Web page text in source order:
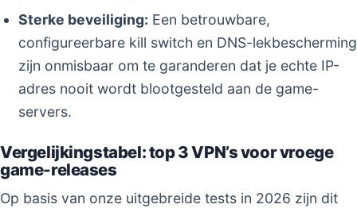
Sterke beveiliging: Een betrouwbare,
configureerbare kill switch en DNS-lekbescherming
zijn onmisbaar om te garanderen dat je echte IP-
adres nooit wordt blootgesteld aan de game-
servers.
Vergelijkingstabel: top 3 VPN’s voor vroege
game-releases
Op basis van onze uitgebreide tests in 2026 zijn dit